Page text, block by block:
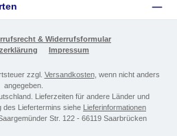
& Widerrufsformular
Impressum
zzgl. Versandkosten, wenn nicht anders
angegeben.
Lieferzeiten für andere Länder und
des Liefertermins siehe Lieferinformationen
Str. 122 - 66119 Saarbrücken